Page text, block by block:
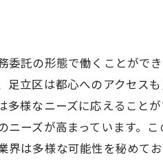
託の形態で働くことがで
立区は都心へのアクセス
様なニーズに応えること
ーズが高まっています。
は多様な可能性を秘めて